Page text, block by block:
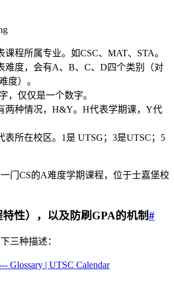
课程所属专业。如CSC、MAT、STA。
难度，会有A、B、C、D四个类别（对
度）。
，仅仅是一个数字。
两种情况，H&Y。H代表学期课，Y代
表所在校区。1是 UTSG；3是UTSC；5
一门CS的A难度学期课程，位于士嘉堡校
性），以及防刷GPA的机制#
三种描述：
Glossary | UTSC Calendar